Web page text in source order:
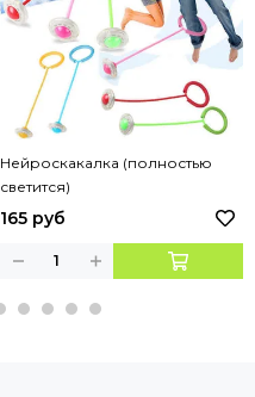
Нейроскакалка (полностью
светится)
165 руб